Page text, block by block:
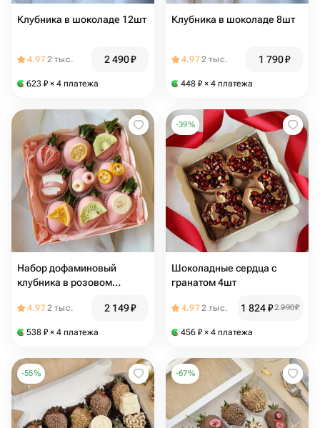
Клубника в шоколаде 12шт
4.972 тыс. 2 490₽
623 ₽ × 4 платежа
Клубника в шоколаде 8шт
4.972 тыс. 1 790₽
448 ₽ × 4 платежа
Набор дофаминовый
клубника в розовом
4.972 тыс. 2 149₽
538 ₽ × 4 платежа
-39%
Шоколадные сердца с
гранатом 4шт
4.972 тыс. 1 824₽2 990₽
456 ₽ × 4 платежа
-55% -67%